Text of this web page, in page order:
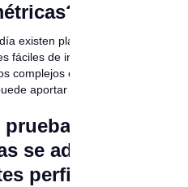
existen plataformas
fáciles de interpretar.
complejos contar con
aportar valor.
se adaptan
perfiles